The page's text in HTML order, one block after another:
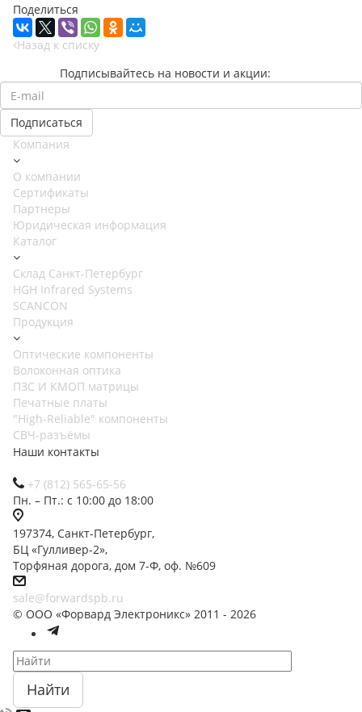
Поделиться
Назад к списку
Подписывайтесь на новости и акции:
Компания
О компании
Сертификаты
Партнеры
Юридическая информация
Каталог
Cклад Санкт-Петербург
HGH Infrared Systems
SCANCON
Продукция
Оптические компоненты
Волоконная оптика
ПЗС И КМОП матрицы
Печатные платы
"High-Reliable" компоненты
СВЧ-разъёмы
Наши контакты
+7 (812) 565-65-56
Пн. – Пт.: с 10:00 до 18:00
197374, Санкт-Петербург,
БЦ «Гулливер-2»,
Торфяная дорога, дом 7-Ф, оф. №609
sale@forwardspb.ru
© ООО «Форвард Электроникс» 2011 - 2026
Найти